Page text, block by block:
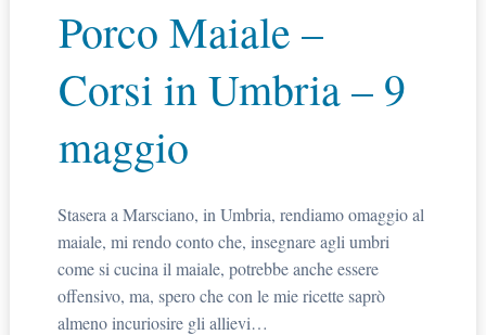
Porco Maiale –
Corsi in Umbria – 9
maggio
Stasera a Marsciano, in Umbria, rendiamo omaggio al
maiale, mi rendo conto che, insegnare agli umbri
come si cucina il maiale, potrebbe anche essere
offensivo, ma, spero che con le mie ricette saprò
almeno incuriosire gli allievi…